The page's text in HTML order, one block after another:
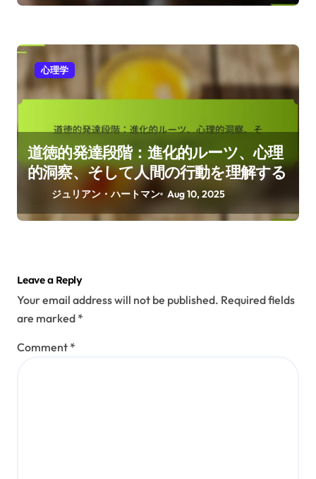
心理学
道徳的発達段階：進化的ルーツ、心理
的洞察、そして人間の行動を理解する
ジュリアン・ハートマン Aug 10, 2025
Leave a Reply
Your email address will not be published. Required fields
are marked *
Comment *